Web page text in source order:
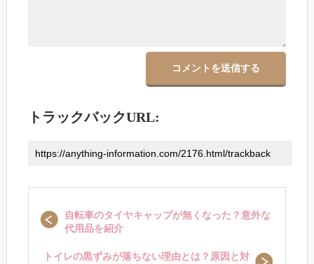
トラックバックURL:
自転車のタイヤキャップが無くなった？意外な
代用品を紹介
トイレの黒ずみが落ちない理由とは？原因と対